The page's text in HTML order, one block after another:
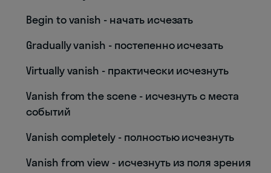
Begin to vanish - начать исчезать
Gradually vanish - постепенно исчезать
Virtually vanish - практически исчезнуть
Vanish from the scene - исчезнуть с места
событий
Vanish completely - полностью исчезнуть
Vanish from view - исчезнуть из поля зрения